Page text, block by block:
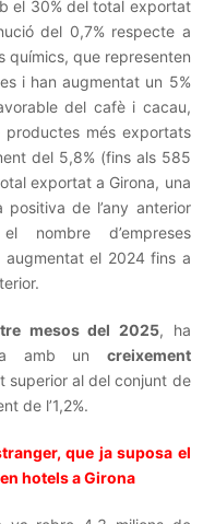
el 30% del total exportat
del 0,7% respecte a
químics, que representen
i han augmentat un 5%
del cafè i cacau,
més exportats
del 5,8% (fins als 585
exportat a Girona, una
de l’any anterior
nombre d’empreses
augmentat el 2024 fins a
mesos del 2025, ha
amb un creixement
superior al del conjunt de
de l’1,2%.
que ja suposa el
hotels a Girona